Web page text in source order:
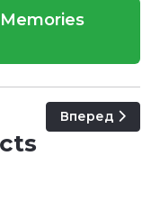
Следующий:
Вперед